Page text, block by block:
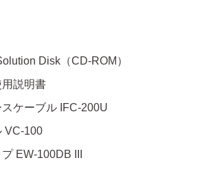
Disk（CD-ROM）
説明書
ケーブル IFC-200U
VC-100
EW-100DB III